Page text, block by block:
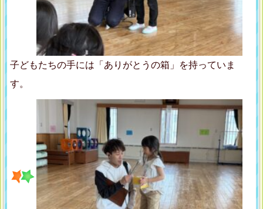
子どもたちの手には「ありがとうの箱」を持っていま
す。